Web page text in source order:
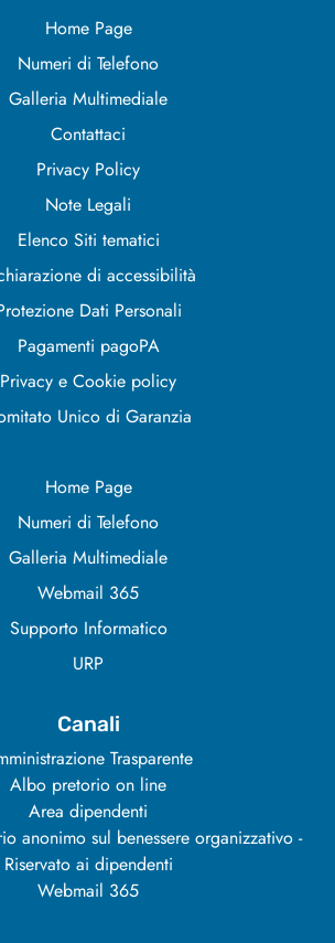
Home Page
Numeri di Telefono
Galleria Multimediale
Contattaci
Privacy Policy
Note Legali
Elenco Siti tematici
di accessibilità
Dati Personali
Pagamenti pagoPA
Privacy e Cookie policy
Unico di Garanzia
Home Page
Numeri di Telefono
Galleria Multimediale
Webmail 365
Supporto Informatico
URP
Canali
Trasparente
Albo pretorio on line
Area dipendenti
anonimo sul benessere organizzativo -
Riservato ai dipendenti
Webmail 365